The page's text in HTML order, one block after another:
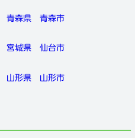
青森県 青森市
宮城県 仙台市
山形県 山形市